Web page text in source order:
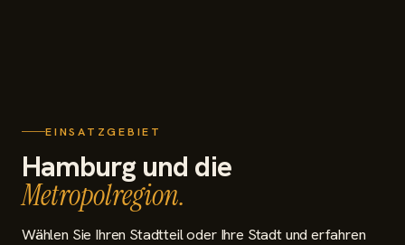
EINSATZGEBIET
Hamburg und die
Metropolregion.
Wählen Sie Ihren Stadtteil oder Ihre Stadt und erfahren